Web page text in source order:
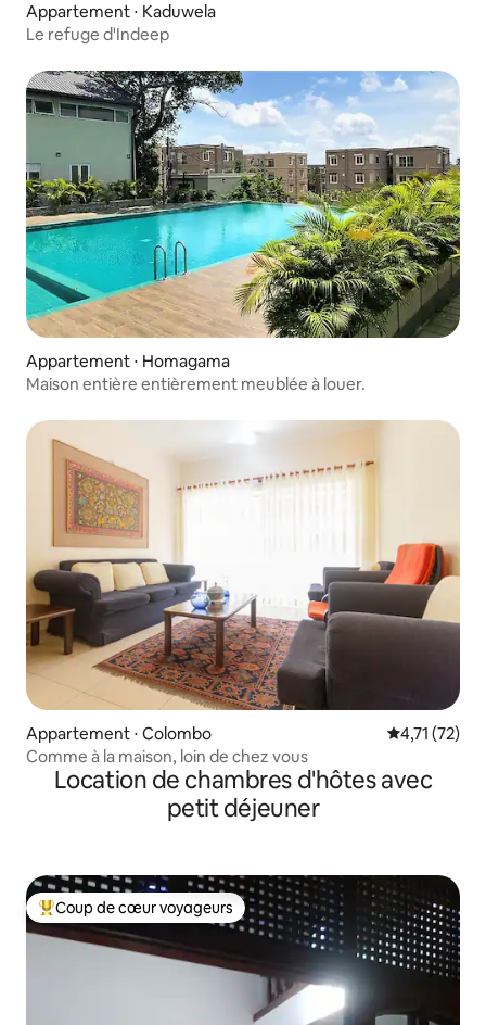
Appartement ⋅ Kaduwela
Le refuge d'Indeep
Appartement ⋅ Homagama
Maison entière entièrement meublée à louer.
Appartement ⋅ Colombo Évaluation
4,71 (72)
Comme à la maison, loin de chez vous
Location de chambres d'hôtes avec
petit déjeuner
Coups de cœur voyageurs les plus appréciés
Coup de cœur voyageurs